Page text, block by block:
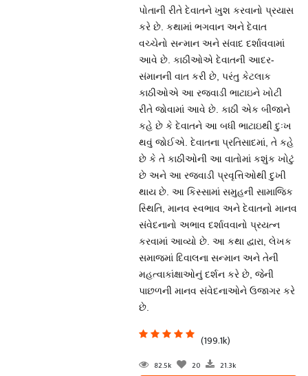
પોતાની રીતે દેવાતને ખુશ કરવાનો પ્રયાસ
કરે છે. કથામાં ભગવાન અને દેવાત
વચ્ચેનો સન્માન અને સંવાદ દર્શાવવામાં
આવે છે. કાઠીઓએ દેવાતની આદર-
સંમાનની વાત કરી છે, પરંતુ કેટલાક
કાઠીઓએ આ રજવાડી ભાટાઇને ખોટી
રીતે જોવામાં આવે છે. કાઠી એક બીજાને
કહે છે કે દેવાતને આ બધી ભાટાઇથી દુઃખ
થવું જોઈએ. દેવાતના પ્રતિસાદમાં, તે કહે
છે કે તે કાઠીઓની આ વાતોમાં કશુંક ખોટું
છે અને આ રજવાડી પ્રવૃત્તિઓથી દુખી
થાય છે. આ કિસ્સામાં સમુહની સામાજિક
સ્થિતિ, માનવ સ્વભાવ અને દેવાતનો માનવ
સંવેદનાનો અભાવ દર્શાવવાનો પ્રયત્ન
કરવામાં આવ્યો છે. આ કથા દ્વારા, લેખક
સમાજમાં દિવાલના સન્માન અને તેની
મહત્વાકાંક્ષાઓનું દર્શન કરે છે, જેની
પાછળની માનવ સંવેદનાઓને ઉજાગર કરે
છે.
(199.1k)
82.5k 20 21.3k